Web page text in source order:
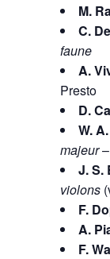
M.
C.
faune
A.
Presto
D.
W.
majeur–
J. S.
violons
F.
A.
F.